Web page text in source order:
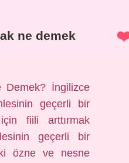
ne demek
Demek? İngilizce
geçerli bir
fiili arttırmak
geçerli bir
özne ve nesne